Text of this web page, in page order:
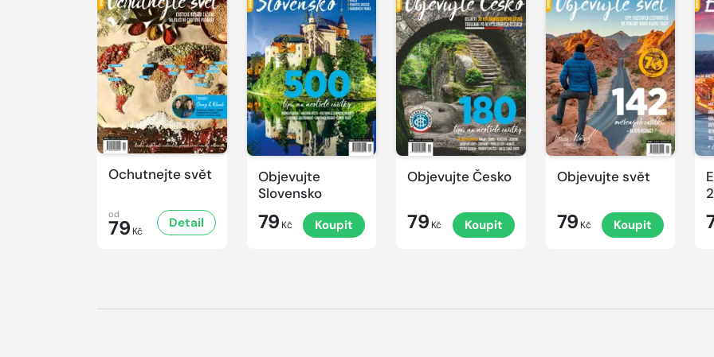
Ochutnejte svět
od
79 Kč
Detail
Objevujte
Slovensko
79 Kč Koupit
Objevujte Česko
79 Kč Koupit
Objevujte svět
79 Kč Koupit
2